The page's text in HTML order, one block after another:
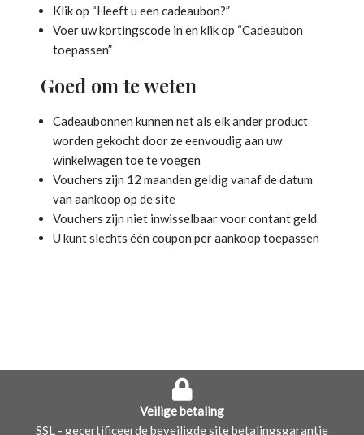
Klik op “Heeft u een cadeaubon?”
Voer uw kortingscode in en klik op “Cadeaubon
toepassen”
Goed om te weten
Cadeaubonnen kunnen net als elk ander product
worden gekocht door ze eenvoudig aan uw
winkelwagen toe te voegen
Vouchers zijn 12 maanden geldig vanaf de datum
van aankoop op de site
Vouchers zijn niet inwisselbaar voor contant geld
U kunt slechts één coupon per aankoop toepassen
Veilige betaling
SSL - gecertificeerde beveiligde site betalingsgarantie